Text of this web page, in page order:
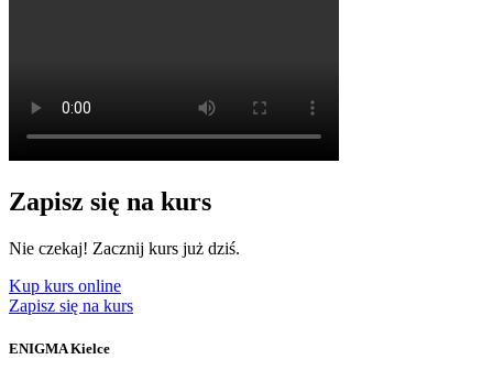
Zapisz się na kurs
Nie czekaj! Zacznij kurs już dziś.
Kup kurs online
Zapisz się na kurs
ENIGMA Kielce